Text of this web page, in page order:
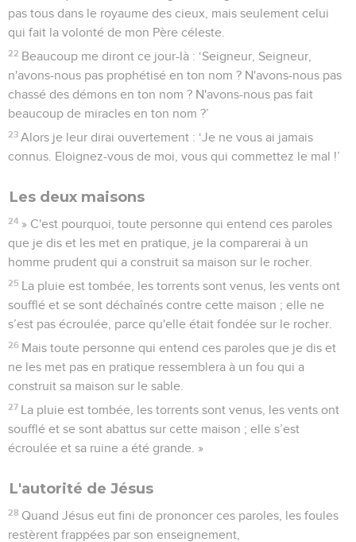
pas tous dans le royaume des cieux, mais seulement celui
qui fait la volonté de mon Père céleste.
22 Beaucoup me diront ce jour-là : ‘Seigneur, Seigneur,
n'avons-nous pas prophétisé en ton nom ? N'avons-nous pas
chassé des démons en ton nom ? N'avons-nous pas fait
beaucoup de miracles en ton nom ?’
23 Alors je leur dirai ouvertement : ‘Je ne vous ai jamais
connus. Eloignez-vous de moi, vous qui commettez le mal !’
Les deux maisons
24 » C'est pourquoi, toute personne qui entend ces paroles
que je dis et les met en pratique, je la comparerai à un
homme prudent qui a construit sa maison sur le rocher.
25 La pluie est tombée, les torrents sont venus, les vents ont
soufflé et se sont déchaînés contre cette maison ; elle ne
s’est pas écroulée, parce qu'elle était fondée sur le rocher.
26 Mais toute personne qui entend ces paroles que je dis et
ne les met pas en pratique ressemblera à un fou qui a
construit sa maison sur le sable.
27 La pluie est tombée, les torrents sont venus, les vents ont
soufflé et se sont abattus sur cette maison ; elle s’est
écroulée et sa ruine a été grande. »
L'autorité de Jésus
28 Quand Jésus eut fini de prononcer ces paroles, les foules
restèrent frappées par son enseignement,